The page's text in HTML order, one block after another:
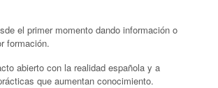
el primer momento dando información o
formación.
abierto con la realidad española y a
que aumentan conocimiento.